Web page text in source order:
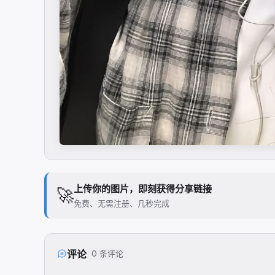
🚀 上传你的图片，即刻获得分享链接
免费、无需注册、几秒完成
评论 0 条评论